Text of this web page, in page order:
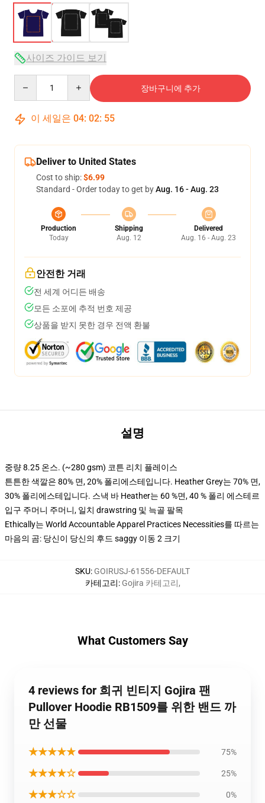
사이즈 가이드 보기
장바구니에 추가
이 세일은 04: 02: 54
Deliver to United States
Cost to ship:$6.99
Standard - Order today to get byAug. 16 - Aug. 23
Production
Today
Shipping
Aug. 12
Delivered
Aug. 16 - Aug. 23
안전한 거래
전 세계 어디든 배송
모든 소포에 추적 번호 제공
상품을 받지 못한 경우 전액 환불
설명
중량 8.25 온스. (~280 gsm) 코튼 리치 플레이스
튼튼한 색깔은 80% 면, 20% 폴리에스테입니다. Heather Grey는 70% 면,
30% 폴리에스테입니다. 스낵 바 Heather는 60 %면, 40 % 폴리 에스테르
입구 주머니 주머니, 일치 drawstring 및 늑골 팔목
Ethically는 World Accountable Apparel Practices Necessities를 따르는
마음의 곰: 당신이 당신의 후드 saggy 이동 2 크기
SKU: GOIRUSJ-61556-DEFAULT
카테고리: Gojira 카테고리,
What Customers Say
4 reviews for 희귀 빈티지 Gojira 팬
Pullover Hoodie RB1509를 위한 밴드 까
만 선물
★★★★★ 75%
★★★★☆ 25%
★★★☆☆ 0%